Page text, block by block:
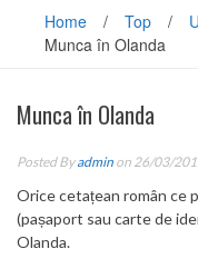
Home / Top /
Munca în Olanda
Munca în Olanda
Posted Byadmin on 26/03/
Orice cetațean român ce
(pașaport sau carte de
Olanda.